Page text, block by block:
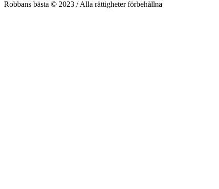
Robbans bästa © 2023 / Alla rättigheter förbehållna